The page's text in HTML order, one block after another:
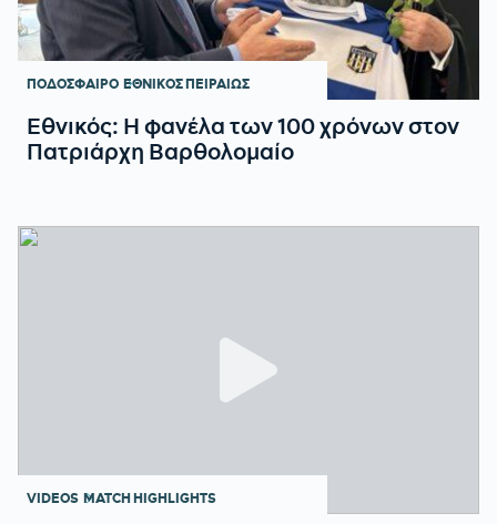
ΠΟΔΟΣΦΑΙΡΟ ΕΘΝΙΚΟΣ ΠΕΙΡΑΙΩΣ
Εθνικός: Η φανέλα των 100 χρόνων στον
Πατριάρχη Βαρθολομαίο
VIDEOS MATCH HIGHLIGHTS